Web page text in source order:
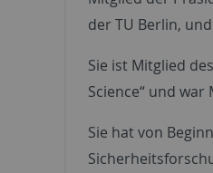
der TU Berlin,
Sie ist Mitglied
Science“ und
Sie hat von